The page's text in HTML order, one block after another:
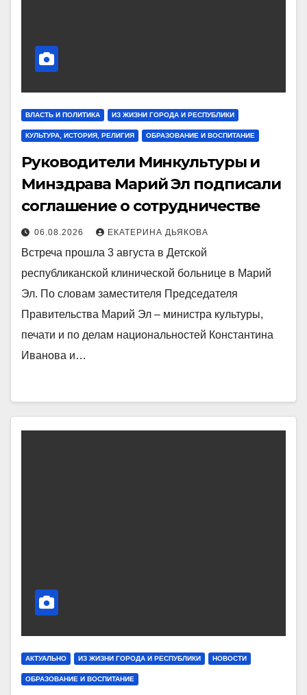
ВЛАСТЬ И ПОЛИТИКА ИЗ ЖИЗНИ ГОРОДА И РЕСПУБЛИКИ
КУЛЬТУРА, ИСТОРИЯ, РЕЛИГИЯ ОБРАЗОВАНИЕ И ВОСПИТАНИЕ
Руководители Минкультуры и
Минздрава Марий Эл подписали
соглашение о сотрудничестве
06.08.2026 ЕКАТЕРИНА ДЬЯКОВА
Встреча прошла 3 августа в Детской
республиканской клинической больнице в Марий
Эл. По словам заместителя Председателя
Правительства Марий Эл ‒ министра культуры,
печати и по делам национальностей Константина
Иванова и…
АКТУАЛЬНО ИЗ ЖИЗНИ ГОРОДА И РЕСПУБЛИКИ НОВОСТИ
ОБРАЗОВАНИЕ И ВОСПИТАНИЕ